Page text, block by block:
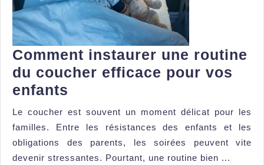
Comment instaurer une routine
du coucher efficace pour vos
enfants
instaurer
une
routine
du
Le coucher est souvent un moment délicat pour les
familles. Entre les résistances des enfants et les
obligations des parents, les soirées peuvent vite
devenir stressantes. Pourtant, une routine bien ...